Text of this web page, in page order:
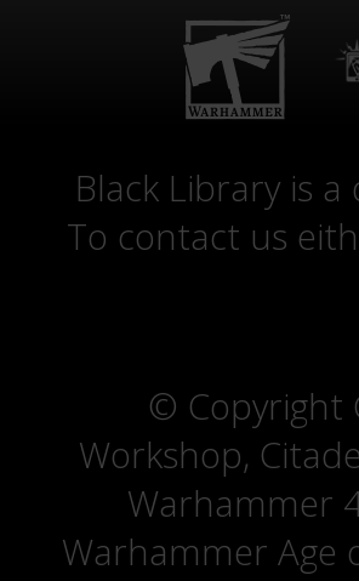
Black Library is
To contact us
© Copyright
Workshop,
Warhammer
Warhammer Age